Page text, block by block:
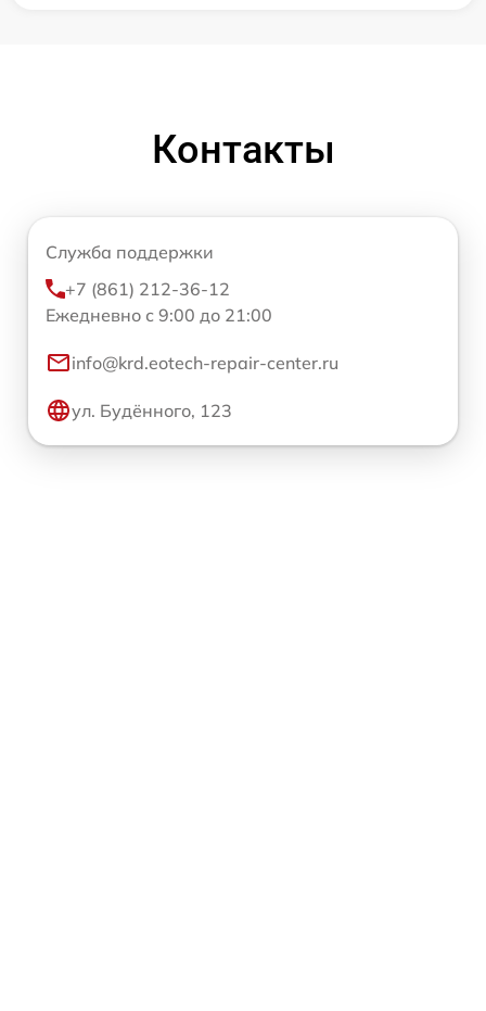
Контакты
Служба поддержки
+7 (861) 212-36-12
Ежедневно с 9:00 до 21:00
info@krd.eotech-repair-center.ru
ул. Будённого, 123